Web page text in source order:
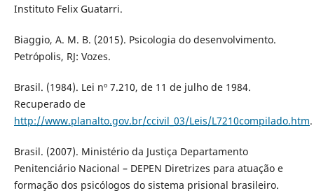
Instituto Felix Guatarri.
Biaggio, A. M. B. (2015). Psicologia do desenvolvimento.
Petrópolis, RJ: Vozes.
Brasil. (1984). Lei nº 7.210, de 11 de julho de 1984.
Recuperado de
http://www.planalto.gov.br/ccivil_03/Leis/L7210compilado.htm.
Brasil. (2007). Ministério da Justiça Departamento
Penitenciário Nacional – DEPEN Diretrizes para atuação e
formação dos psicólogos do sistema prisional brasileiro.